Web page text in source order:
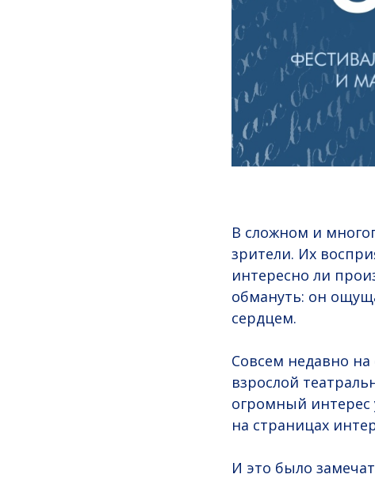
В сложном и
зрители. Их
интересно ли
обмануть: он
сердцем.
Совсем недавно на
взрослой
огромный интерес
на страницах
И это было